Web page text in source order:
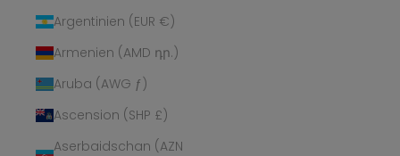
Argentinien (EUR €)
Armenien (AMD դր.)
Aruba (AWG ƒ)
Ascension (SHP £)
Aserbaidschan (AZN